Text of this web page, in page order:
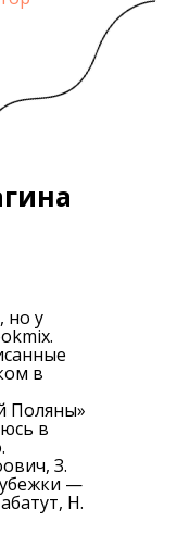
но у
в
Поляны»
в
З.
—
Н.